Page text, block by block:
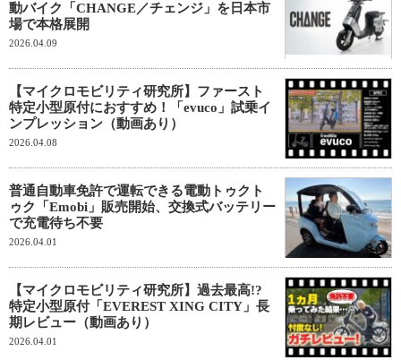
動バイク「CHANGE／チェンジ」を日本市
場で本格展開
2026.04.09
【マイクロモビリティ研究所】ファースト
特定小型原付におすすめ！「evuco」試乗イ
ンプレッション（動画あり）
2026.04.08
普通自動車免許で運転できる電動トゥクト
ゥク「Emobi」販売開始、交換式バッテリー
で充電待ち不要
2026.04.01
【マイクロモビリティ研究所】過去最高!?
特定小型原付「EVEREST XING CITY」長
期レビュー（動画あり）
2026.04.01